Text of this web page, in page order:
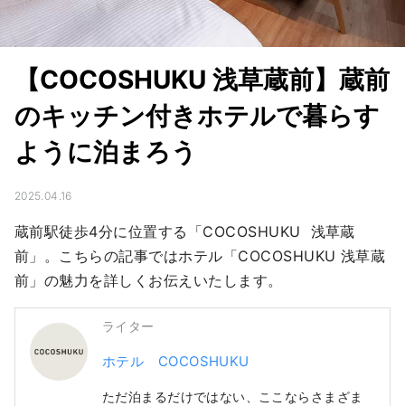
【COCOSHUKU 浅草蔵前】蔵前
のキッチン付きホテルで暮らす
ように泊まろう
2025.04.16
蔵前駅徒歩4分に位置する「COCOSHUKU  浅草蔵
前」。こちらの記事ではホテル「COCOSHUKU 浅草蔵
前」の魅力を詳しくお伝えいたします。
ライター
ホテル COCOSHUKU
ただ泊まるだけではない、ここならさまざま